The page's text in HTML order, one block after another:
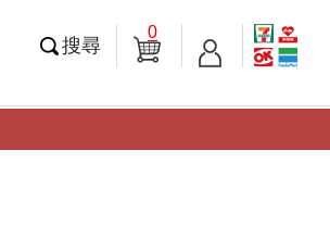
搜尋
0